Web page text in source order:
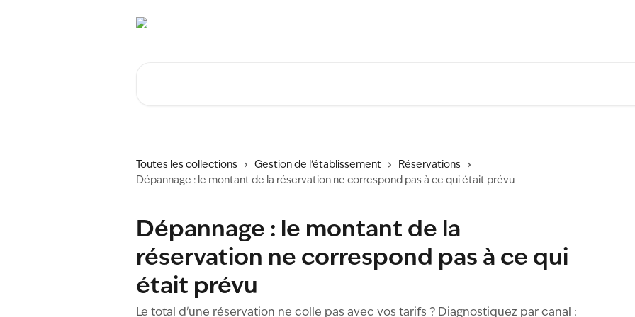
Toutes les collections Gestion de l'établissement
Réservations
Dépannage : le montant de la réservation ne correspond pas à ce qui était prévu
Dépannage : le montant de la
réservation ne correspond pas à ce qui
était prévu
Le total d'une réservation ne colle pas avec vos tarifs ? Diagnostiquez par canal :